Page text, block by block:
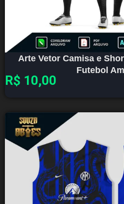
Arte Vetor Camisa e
Futebol
R$ 10,00